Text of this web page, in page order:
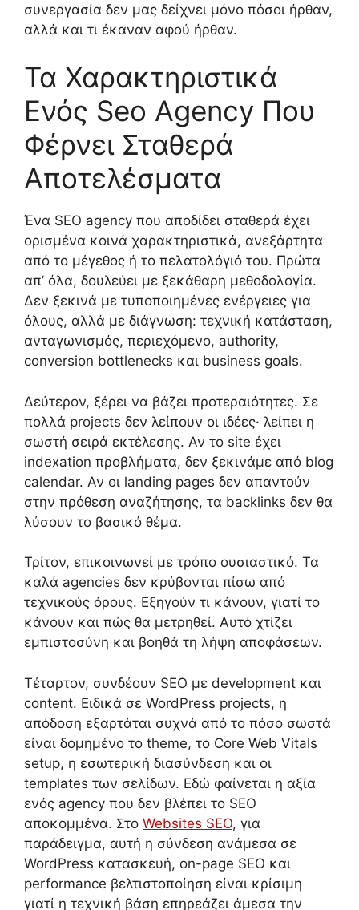
συνεργασία δεν μας δείχνει μόνο πόσοι ήρθαν,
αλλά και τι έκαναν αφού ήρθαν.
Τα Χαρακτηριστικά
Ενός Seo Agency Που
Φέρνει Σταθερά
Αποτελέσματα
Ένα SEO agency που αποδίδει σταθερά έχει
ορισμένα κοινά χαρακτηριστικά, ανεξάρτητα
από το μέγεθος ή το πελατολόγιό του. Πρώτα
απ’ όλα, δουλεύει με ξεκάθαρη μεθοδολογία.
Δεν ξεκινά με τυποποιημένες ενέργειες για
όλους, αλλά με διάγνωση: τεχνική κατάσταση,
ανταγωνισμός, περιεχόμενο, authority,
conversion bottlenecks και business goals.
Δεύτερον, ξέρει να βάζει προτεραιότητες. Σε
πολλά projects δεν λείπουν οι ιδέες· λείπει η
σωστή σειρά εκτέλεσης. Αν το site έχει
indexation προβλήματα, δεν ξεκινάμε από blog
calendar. Αν οι landing pages δεν απαντούν
στην πρόθεση αναζήτησης, τα backlinks δεν θα
λύσουν το βασικό θέμα.
Τρίτον, επικοινωνεί με τρόπο ουσιαστικό. Τα
καλά agencies δεν κρύβονται πίσω από
τεχνικούς όρους. Εξηγούν τι κάνουν, γιατί το
κάνουν και πώς θα μετρηθεί. Αυτό χτίζει
εμπιστοσύνη και βοηθά τη λήψη αποφάσεων.
Τέταρτον, συνδέουν SEO με development και
content. Ειδικά σε WordPress projects, η
απόδοση εξαρτάται συχνά από το πόσο σωστά
είναι δομημένο το theme, το Core Web Vitals
setup, η εσωτερική διασύνδεση και οι
templates των σελίδων. Εδώ φαίνεται η αξία
ενός agency που δεν βλέπει το SEO
αποκομμένα. Στο Websites SEO, για
παράδειγμα, αυτή η σύνδεση ανάμεσα σε
WordPress κατασκευή, on-page SEO και
performance βελτιστοποίηση είναι κρίσιμη
γιατί η τεχνική βάση επηρεάζει άμεσα την